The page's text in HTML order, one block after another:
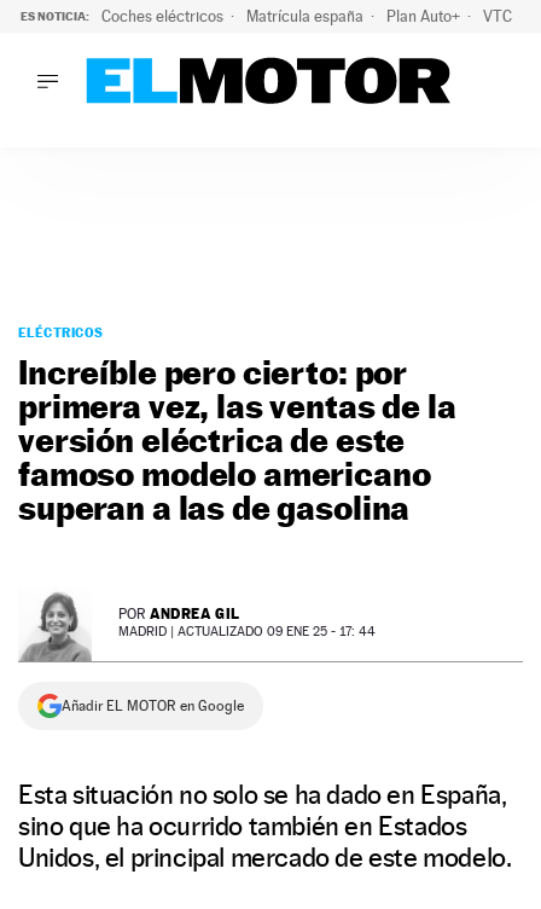
ES NOTICIA: Coches eléctricos Matrícula españa Plan Auto+ VTC
PODCAST
MOTOS
TECNOLOGÍA
SUPERCOCHES
MOTORTV
SERVICIOS
SÍGUENOS
ELÉCTRICOS
Increíble pero cierto: por
primera vez, las ventas de la
versión eléctrica de este
famoso modelo americano
superan a las de gasolina
POR ANDREA GIL
MADRID | ACTUALIZADO 09 ENE 25 - 17: 44
Añadir EL MOTOR en Google
Esta situación no solo se ha dado en España,
sino que ha ocurrido también en Estados
Unidos, el principal mercado de este modelo.